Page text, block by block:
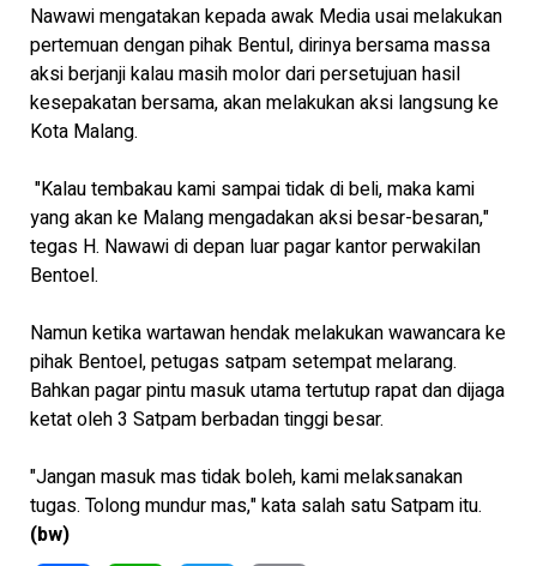
Nawawi mengatakan kepada awak Media usai melakukan
pertemuan dengan pihak Bentul, dirinya bersama massa
aksi berjanji kalau masih molor dari persetujuan hasil
kesepakatan bersama, akan melakukan aksi langsung ke
Kota Malang.
"Kalau tembakau kami sampai tidak di beli, maka kami
yang akan ke Malang mengadakan aksi besar-besaran,"
tegas H. Nawawi di depan luar pagar kantor perwakilan
Bentoel.
Namun ketika wartawan hendak melakukan wawancara ke
pihak Bentoel, petugas satpam setempat melarang.
Bahkan pagar pintu masuk utama tertutup rapat dan dijaga
ketat oleh 3 Satpam berbadan tinggi besar.
"Jangan masuk mas tidak boleh, kami melaksanakan
tugas. Tolong mundur mas," kata salah satu Satpam itu.
(bw)